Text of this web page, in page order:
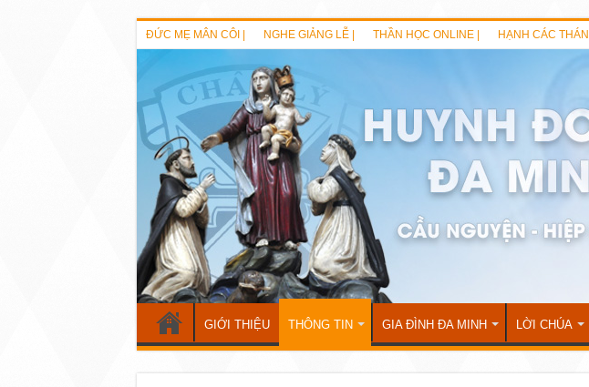
ĐỨC MẸ MÂN CÔI | NGHE GIẢNG LỄ | THẦN HỌC ONLINE | HẠNH CÁC
GIỚI THIỆU THÔNG TIN GIA ĐÌNH ĐA MINH LỜI CHÚA